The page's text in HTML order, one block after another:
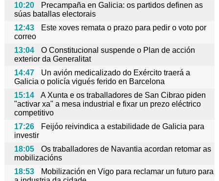
10:20
Precampaña en Galicia: os partidos definen as
súas batallas electorais
12:43
Este xoves remata o prazo para pedir o voto por
correo
13:04
O Constitucional suspende o Plan de acción
exterior da Generalitat
14:47
Un avión medicalizado do Exército traerá a
Galicia o policía vigués ferido en Barcelona
15:14
A Xunta e os traballadores de San Cibrao piden
"activar xa" a mesa industrial e fixar un prezo eléctrico
competitivo
17:26
Feijóo reivindica a estabilidade de Galicia para
investir
18:05
Os traballadores de Navantia acordan retomar as
mobilizacións
18:53
Mobilización en Vigo para reclamar un futuro para